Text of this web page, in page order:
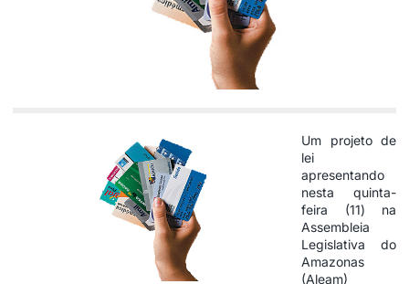
Um projeto de
lei
apresentando
nesta quinta-
feira (11) na
Assembleia
Legislativa do
Amazonas
(Aleam)